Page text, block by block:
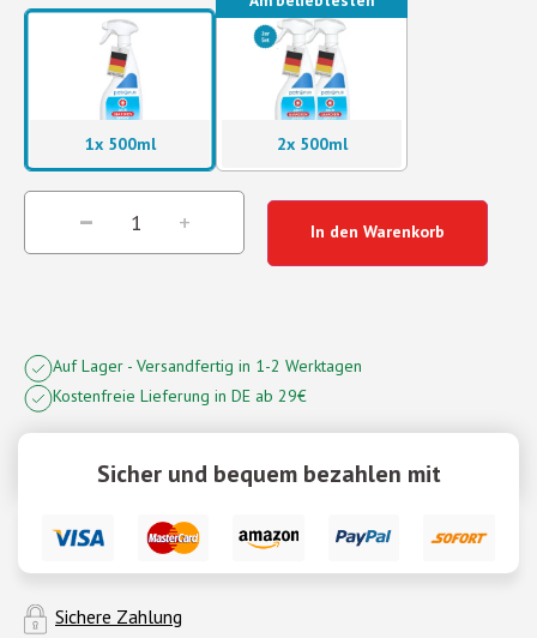
1x 500ml 2x 500ml
In den Warenkorb
Auf Lager - Versandfertig in 1-2 Werktagen
Kostenfreie Lieferung in DE ab 29€
Sicher und bequem bezahlen mit
Sichere Zahlung